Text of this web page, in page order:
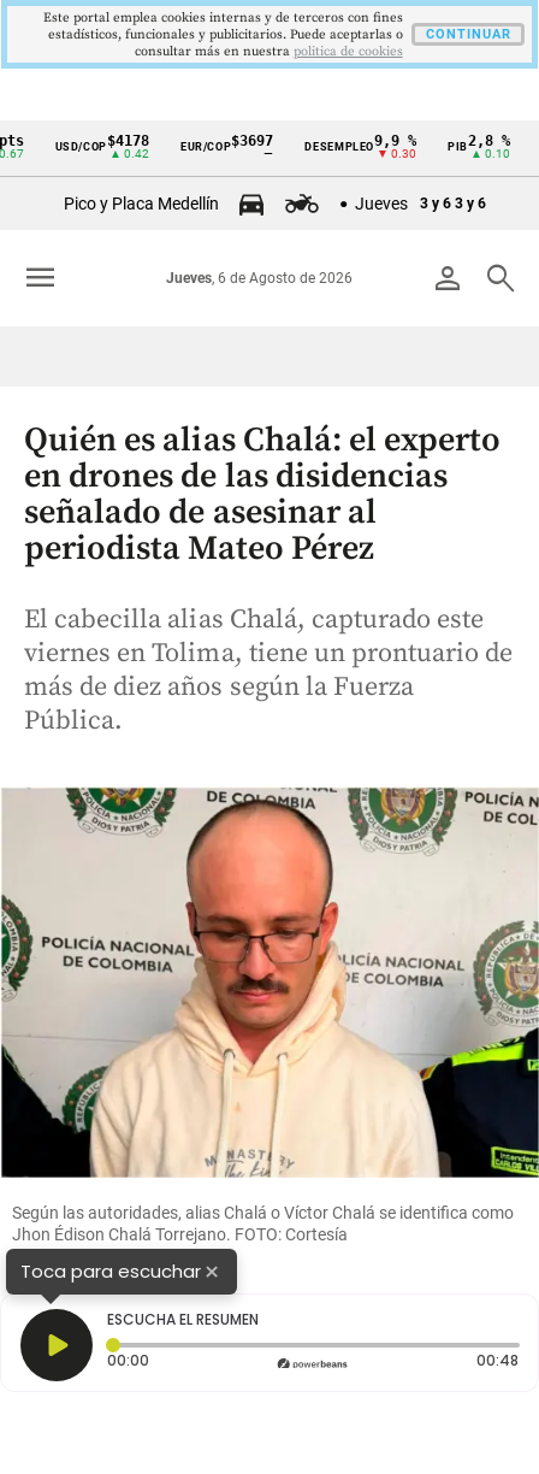
Cintillo
Colombia
USD/COP$4178
▲ 0.42
EUR/COP$3697
—
DESEMPLEO9,9 %
▼ 0.30
PIB 2,8 %
▲ 0.10
TRM
Pico y Placa Medellín Jueves 3 y 6 3 y 6
person search
Jueves, 6 de Agosto de 2026
menu
Quién es alias Chalá: el experto
en drones de las disidencias
señalado de asesinar al
periodista Mateo Pérez
El cabecilla alias Chalá, capturado este
viernes en Tolima, tiene un prontuario de
más de diez años según la Fuerza
Pública.
Según las autoridades, alias Chalá o Víctor Chalá se identifica como
Jhon Édison Chalá Torrejano. FOTO: Cortesía
Toca para escuchar×
ESCUCHA EL RESUMEN
00:00 Tiempo transcurrido: 0 segundos 00:48
Este portal emplea cookies internas y de terceros con fines
estadísticos, funcionales y publicitarios. Puede aceptarlas o
consultar más en nuestra politica de cookies
CONTINUAR